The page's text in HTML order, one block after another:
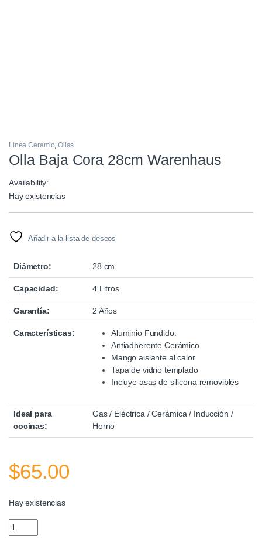
Línea Ceramic, Ollas
Olla Baja Cora 28cm Warenhaus
Availability:
Hay existencias
Añadir a la lista de deseos
Diámetro: 28 cm.
Capacidad: 4 Litros.
Garantía: 2 Años
Características:
Aluminio Fundido.
Antiadherente Cerámico.
Mango aislante al calor.
Tapa de vidrio templado
Incluye asas de silicona removibles
Ideal para
cocinas:
Gas / Eléctrica / Cerámica / Inducción /
Horno
$65.00
Hay existencias
Olla Baja Cora 28cm Warenhaus quantity